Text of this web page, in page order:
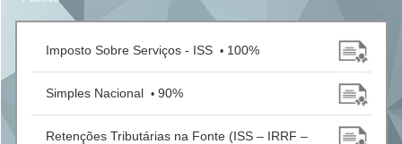
Imposto Sobre Serviços - ISS • 100%
Simples Nacional • 90%
Retenções Tributárias na Fonte (ISS – IRRF –